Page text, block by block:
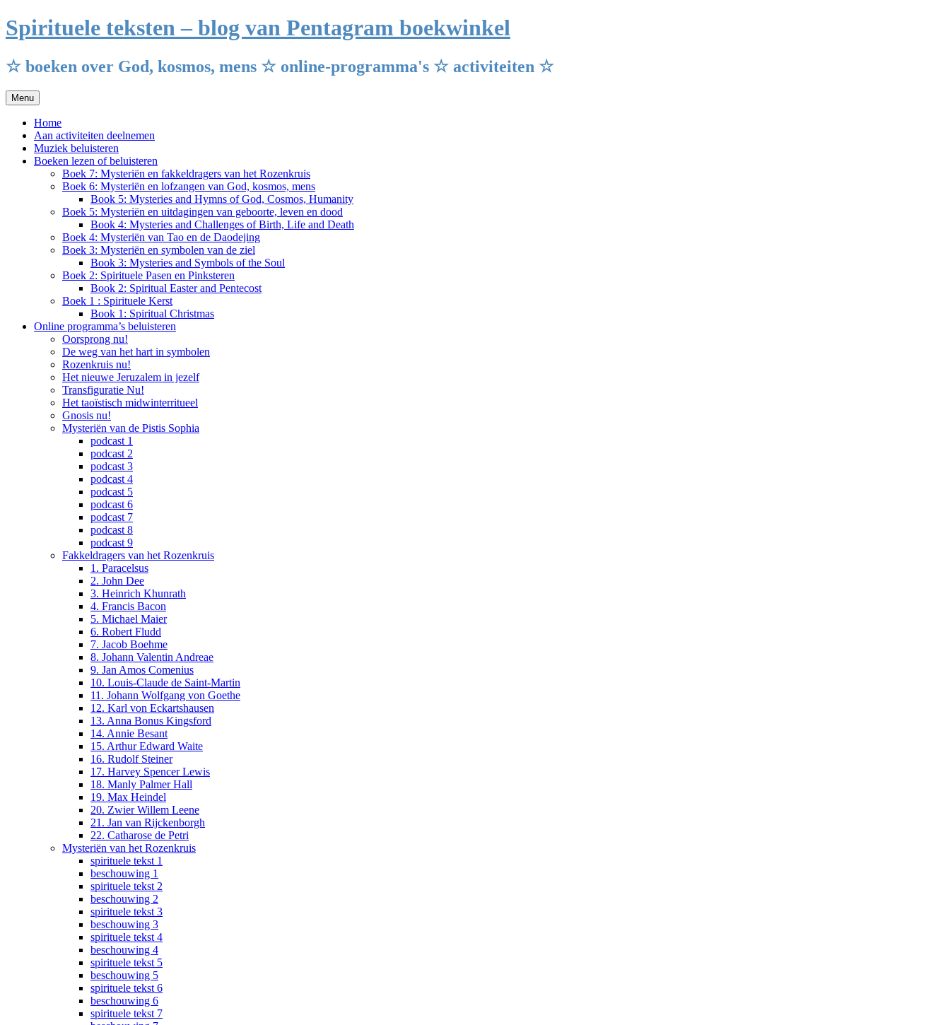
Ga
naar
inhoud
Spirituele teksten – blog van Pentagram boekwinkel
☆ boeken over God, kosmos, mens ☆ online-programma's ☆ activiteiten ☆
Menu
Home
Aan activiteiten deelnemen
Muziek beluisteren
Boeken lezen of beluisteren
Boek 7: Mysteriën en fakkeldragers van het Rozenkruis
Boek 6: Mysteriën en lofzangen van God, kosmos, mens
Book 5: Mysteries and Hymns of God, Cosmos, Humanity
Boek 5: Mysteriën en uitdagingen van geboorte, leven en dood
Book 4: Mysteries and Challenges of Birth, Life and Death
Boek 4: Mysteriën van Tao en de Daodejing
Boek 3: Mysteriën en symbolen van de ziel
Book 3: Mysteries and Symbols of the Soul
Boek 2: Spirituele Pasen en Pinksteren
Book 2: Spiritual Easter and Pentecost
Boek 1 : Spirituele Kerst
Book 1: Spiritual Christmas
Online programma’s beluisteren
Oorsprong nu!
De weg van het hart in symbolen
Rozenkruis nu!
Het nieuwe Jeruzalem in jezelf
Transfiguratie Nu!
Het taoïstisch midwinterritueel
Gnosis nu!
Mysteriën van de Pistis Sophia
podcast 1
podcast 2
podcast 3
podcast 4
podcast 5
podcast 6
podcast 7
podcast 8
podcast 9
Fakkeldragers van het Rozenkruis
1. Paracelsus
2. John Dee
3. Heinrich Khunrath
4. Francis Bacon
5. Michael Maier
6. Robert Fludd
7. Jacob Boehme
8. Johann Valentin Andreae
9. Jan Amos Comenius
10. Louis-Claude de Saint-Martin
11. Johann Wolfgang von Goethe
12. Karl von Eckartshausen
13. Anna Bonus Kingsford
14. Annie Besant
15. Arthur Edward Waite
16. Rudolf Steiner
17. Harvey Spencer Lewis
18. Manly Palmer Hall
19. Max Heindel
20. Zwier Willem Leene
21. Jan van Rijckenborgh
22. Catharose de Petri
Mysteriën van het Rozenkruis
spirituele tekst 1
beschouwing 1
spirituele tekst 2
beschouwing 2
spirituele tekst 3
beschouwing 3
spirituele tekst 4
beschouwing 4
spirituele tekst 5
beschouwing 5
spirituele tekst 6
beschouwing 6
spirituele tekst 7